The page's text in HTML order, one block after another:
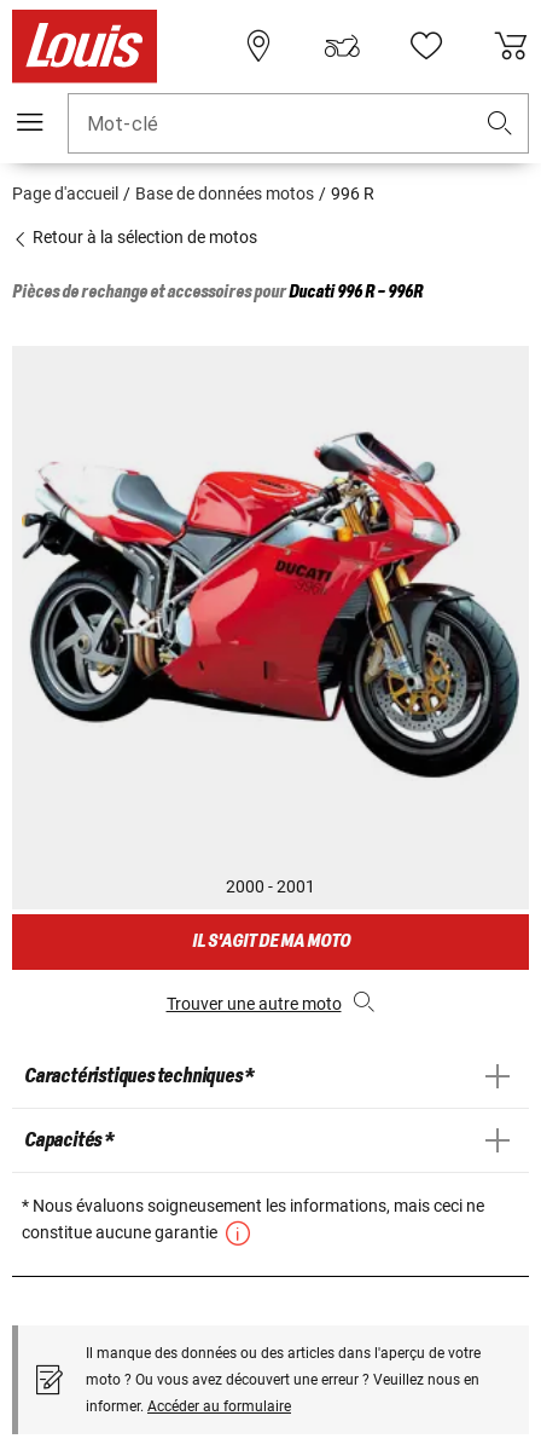
Mot-clé
Page d'accueil Base de données motos 996 R
Retour à la sélection de motos
Pièces de rechange et accessoires pourDucati996 R - 996R
2000 - 2001
IL S'AGIT DE MA MOTO
Trouver une autre moto
Caractéristiques techniques *
Capacités *
* Nous évaluons soigneusement les informations, mais ceci ne
constitue aucune garantie
Il manque des données ou des articles dans l'aperçu de votre
moto ? Ou vous avez découvert une erreur ? Veuillez nous en
informer. Accéder au formulaire